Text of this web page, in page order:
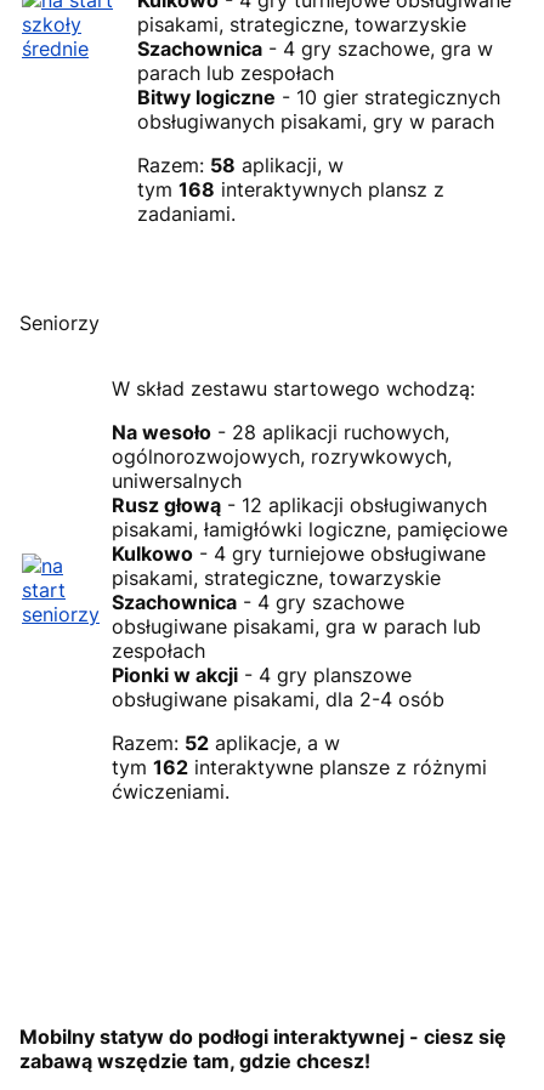
pisakami, strategiczne, towarzyskie
Szachownica - 4 gry szachowe, gra w
parach lub zespołach
Bitwy logiczne - 10 gier strategicznych
obsługiwanych pisakami, gry w parach
Razem: 58 aplikacji, w
tym 168 interaktywnych plansz z
zadaniami.
Seniorzy
W skład zestawu startowego wchodzą:
Na wesoło - 28 aplikacji ruchowych,
ogólnorozwojowych, rozrywkowych,
uniwersalnych
Rusz głową - 12 aplikacji obsługiwanych
pisakami, łamigłówki logiczne, pamięciowe
Kulkowo - 4 gry turniejowe obsługiwane
pisakami, strategiczne, towarzyskie
Szachownica - 4 gry szachowe
obsługiwane pisakami, gra w parach lub
zespołach
Pionki w akcji - 4 gry planszowe
obsługiwane pisakami, dla 2-4 osób
Razem: 52 aplikacje, a w
tym 162 interaktywne plansze z różnymi
ćwiczeniami.
Mobilny statyw do podłogi interaktywnej - ciesz się
zabawą wszędzie tam, gdzie chcesz!